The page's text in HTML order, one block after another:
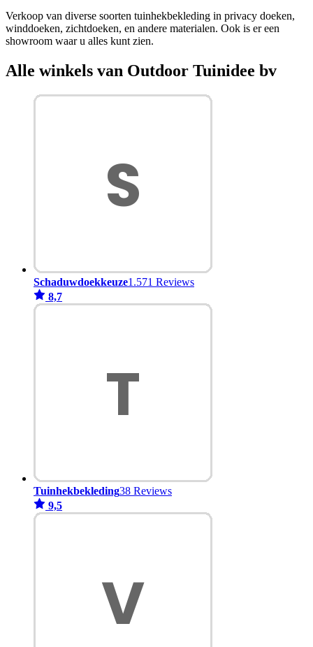
Verkoop van diverse soorten tuinhekbekleding in privacy doeken,
winddoeken, zichtdoeken, en andere materialen. Ook is er een
showroom waar u alles kunt zien.
Alle winkels van Outdoor Tuinidee bv
Schaduwdoekkeuze1.571 Reviews
8,7
Tuinhekbekleding38 Reviews
9,5